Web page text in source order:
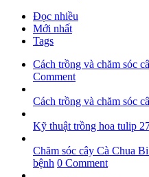
Đọc nhiều
Mới nhất
Tags
Cách trồng và chăm sóc
Comment
Cách trồng và chăm sóc
Kỹ thuật trồng hoa tulip
Chăm sóc cây Cà Chua
bệnh 0 Comment